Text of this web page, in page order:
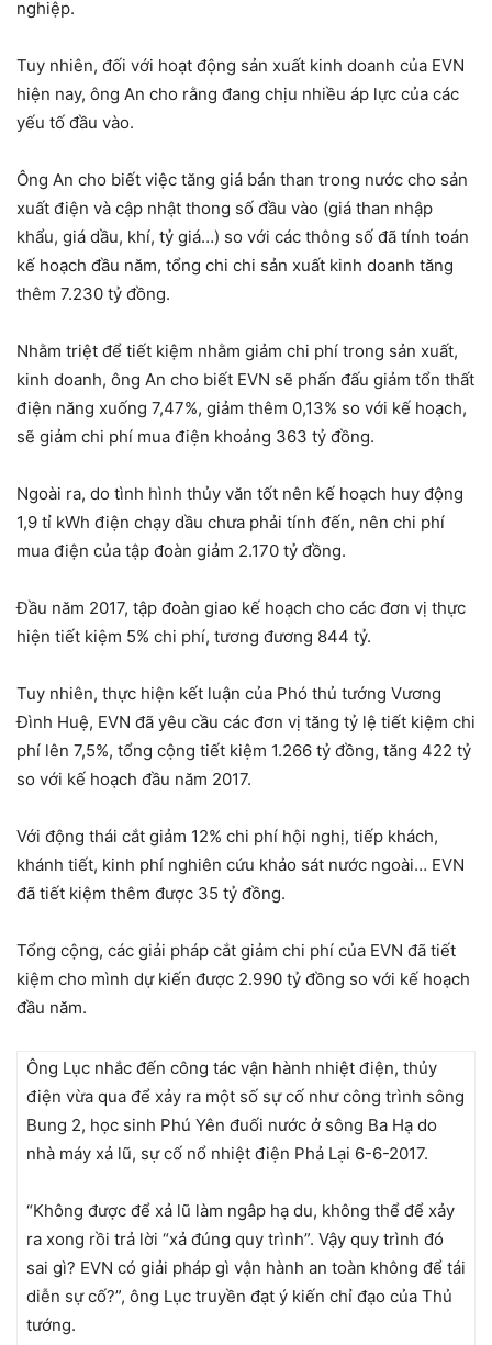
nghiệp.
Tuy nhiên, đối với hoạt động sản xuất kinh doanh của EVN
hiện nay, ông An cho rằng đang chịu nhiều áp lực của các
yếu tố đầu vào.
Ông An cho biết việc tăng giá bán than trong nước cho sản
xuất điện và cập nhật thong số đầu vào (giá than nhập
khẩu, giá dầu, khí, tỷ giá…) so với các thông số đã tính toán
kế hoạch đầu năm, tổng chi chi sản xuất kinh doanh tăng
thêm 7.230 tỷ đồng.
Nhằm triệt để tiết kiệm nhằm giảm chi phí trong sản xuất,
kinh doanh, ông An cho biết EVN sẽ phấn đấu giảm tổn thất
điện năng xuống 7,47%, giảm thêm 0,13% so với kế hoạch,
sẽ giảm chi phí mua điện khoảng 363 tỷ đồng.
Ngoài ra, do tình hình thủy văn tốt nên kế hoạch huy động
1,9 tỉ kWh điện chạy dầu chưa phải tính đến, nên chi phí
mua điện của tập đoàn giảm 2.170 tỷ đồng.
Đầu năm 2017, tập đoàn giao kế hoạch cho các đơn vị thực
hiện tiết kiệm 5% chi phí, tương đương 844 tỷ.
Tuy nhiên, thực hiện kết luận của Phó thủ tướng Vương
Đình Huệ, EVN đã yêu cầu các đơn vị tăng tỷ lệ tiết kiệm chi
phí lên 7,5%, tổng cộng tiết kiệm 1.266 tỷ đồng, tăng 422 tỷ
so với kế hoạch đầu năm 2017.
Với động thái cắt giảm 12% chi phí hội nghị, tiếp khách,
khánh tiết, kinh phí nghiên cứu khảo sát nước ngoài… EVN
đã tiết kiệm thêm được 35 tỷ đồng.
Tổng cộng, các giải pháp cắt giảm chi phí của EVN đã tiết
kiệm cho mình dự kiến được 2.990 tỷ đồng so với kế hoạch
đầu năm.
Ông Lục nhắc đến công tác vận hành nhiệt điện, thủy
điện vừa qua để xảy ra một số sự cố như công trình sông
Bung 2, học sinh Phú Yên đuối nước ở sông Ba Hạ do
nhà máy xả lũ, sự cố nổ nhiệt điện Phả Lại 6-6-2017.
“Không được để xả lũ làm ngâp hạ du, không thể để xảy
ra xong rồi trả lời “xả đúng quy trình”. Vậy quy trình đó
sai gì? EVN có giải pháp gì vận hành an toàn không để tái
diễn sự cố?”, ông Lục truyền đạt ý kiến chỉ đạo của Thủ
tướng.